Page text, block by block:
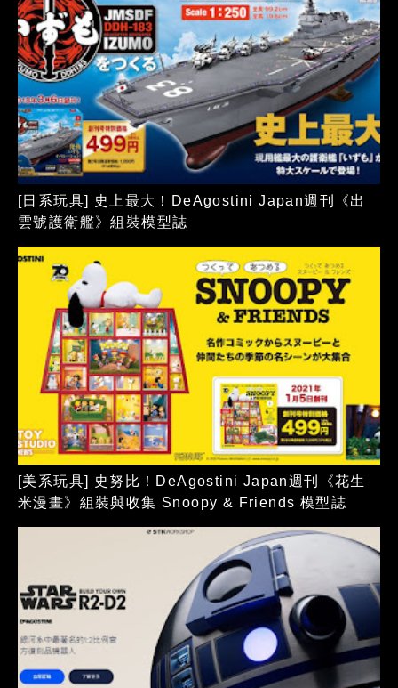
[日系玩具] 史上最大！DeAgostini Japan週刊《出
雲號護衛艦》組裝模型誌
[美系玩具] 史努比！DeAgostini Japan週刊《花生
米漫畫》組裝與收集 Snoopy & Friends 模型誌